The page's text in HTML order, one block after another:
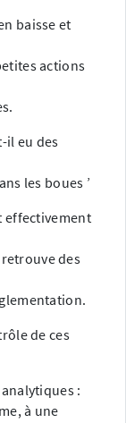
baisse et
actions
il eu des
les boues ’
effectivement
des
de ces
analytiques :
à une